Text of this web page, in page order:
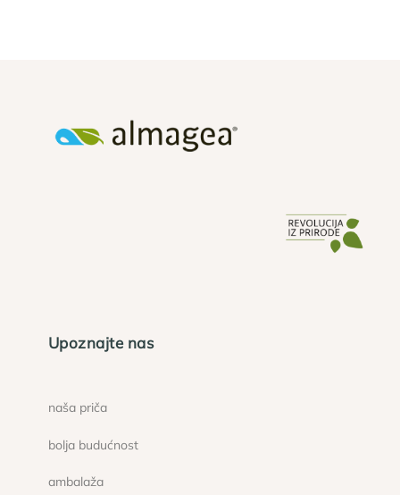
Upoznajte nas
naša priča
bolja budućnost
ambalaža